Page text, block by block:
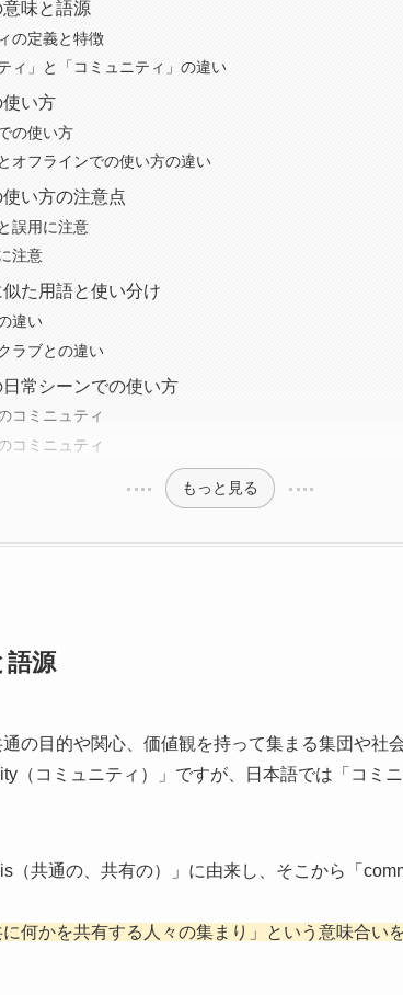
味と語源
の定義と特徴
ィ」と「コミュニティ」の違い
使い方
の使い方
オフラインでの使い方の違い
い方の注意点
誤用に注意
注意
た用語と使い分け
違い
ラブとの違い
常シーンでの使い方
コミニュティ
コミニュティ
もっと見る
語源
の目的や関心、価値観を持って集まる集団や社
（コミュニティ）」ですが、日本語では「コミ
（共通の、共有の）」に由来し、そこから「
何かを共有する人々の集まり」という意味合い